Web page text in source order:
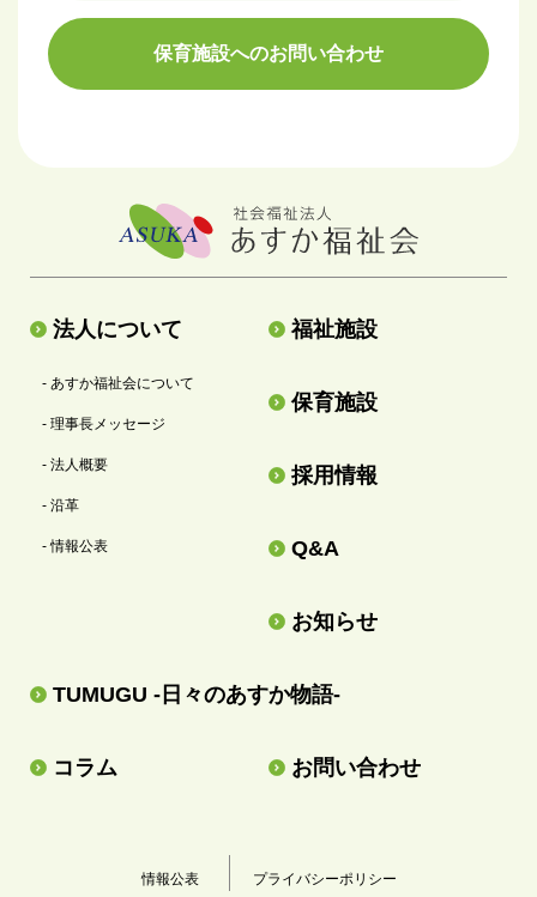
保育施設へのお問い合わせ
法人について
- あすか福祉会について
- 理事長メッセージ
- 法人概要
- 沿革
- 情報公表
福祉施設
保育施設
採用情報
Q&A
お知らせ
TUMUGU -日々のあすか物語-
コラム お問い合わせ
情報公表 プライバシーポリシー